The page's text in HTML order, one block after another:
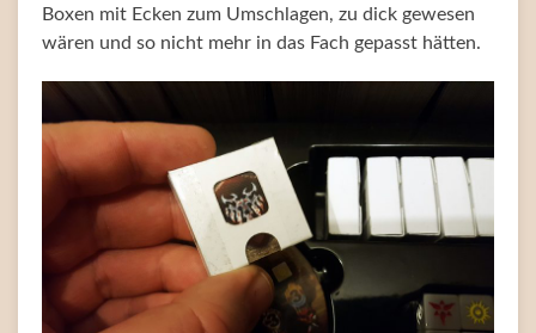
Boxen mit Ecken zum Umschlagen, zu dick gewesen
wären und so nicht mehr in das Fach gepasst hätten.